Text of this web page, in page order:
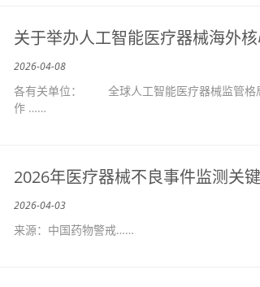
关于举办人工智能医疗器械海外
2026-04-08
各有关单位： 全球人工智能医疗器械监管格
作 ……
2026年医疗器械不良事件监测关
2026-04-03
来源：中国药物警戒……